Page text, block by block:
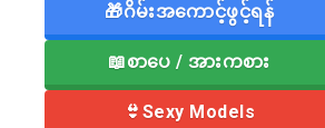
🎁ဂိမ်းအကောင့်ဖွင့်ရန်
📖စာပေ / အားကစား
👙Sexy Models